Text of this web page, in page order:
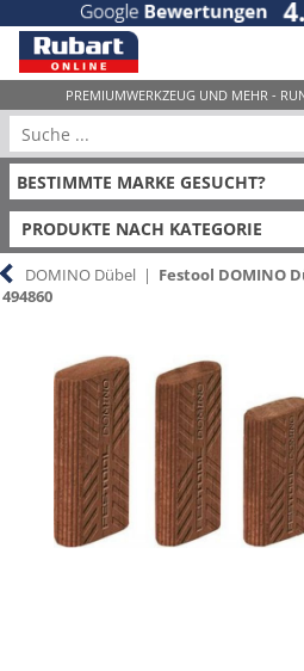
PRODUKTE NACH KATEGORIE
DOMINO Dübel | Festool DOMINO
494860